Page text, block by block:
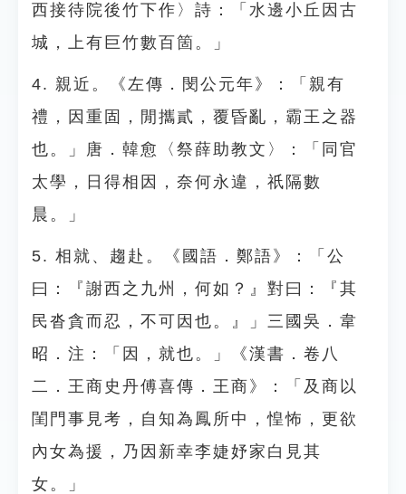
西接待院後竹下作〉詩：「水邊小丘因古
城，上有巨竹數百箇。」
4. 親近。《左傳．閔公元年》：「親有
禮，因重固，閒攜貳，覆昏亂，霸王之器
也。」唐．韓愈〈祭薛助教文〉：「同官
太學，日得相因，奈何永違，祇隔數
晨。」
5. 相就、趨赴。《國語．鄭語》：「公
曰：『謝西之九州，何如？』對曰：『其
民沓貪而忍，不可因也。』」三國吳．韋
昭．注：「因，就也。」《漢書．卷八
二．王商史丹傅喜傳．王商》：「及商以
閨門事見考，自知為鳳所中，惶怖，更欲
內女為援，乃因新幸李婕妤家白見其
女。」